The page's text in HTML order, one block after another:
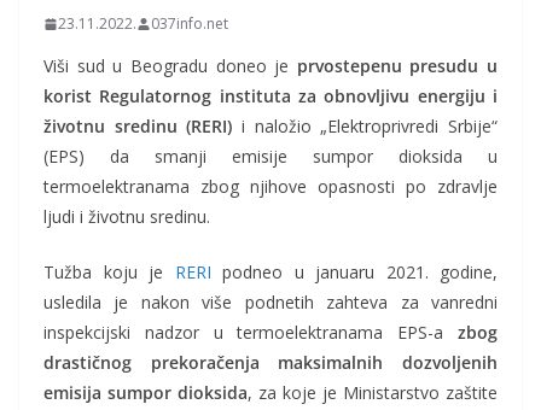
23.11.2022. 037info.net
Viši sud u Beogradu doneo je prvostepenu presudu u
korist Regulatornog instituta za obnovljivu energiju i
životnu sredinu (RERI) i naložio „Elektroprivredi Srbije“
(EPS) da smanji emisije sumpor dioksida u
termoelektranama zbog njihove opasnosti po zdravlje
ljudi i životnu sredinu.
Tužba koju je RERI podneo u januaru 2021. godine,
usledila je nakon više podnetih zahteva za vanredni
inspekcijski nadzor u termoelektranama EPS-a zbog
drastičnog prekoračenja maksimalnih dozvoljenih
emisija sumpor dioksida, za koje je Ministarstvo zaštite